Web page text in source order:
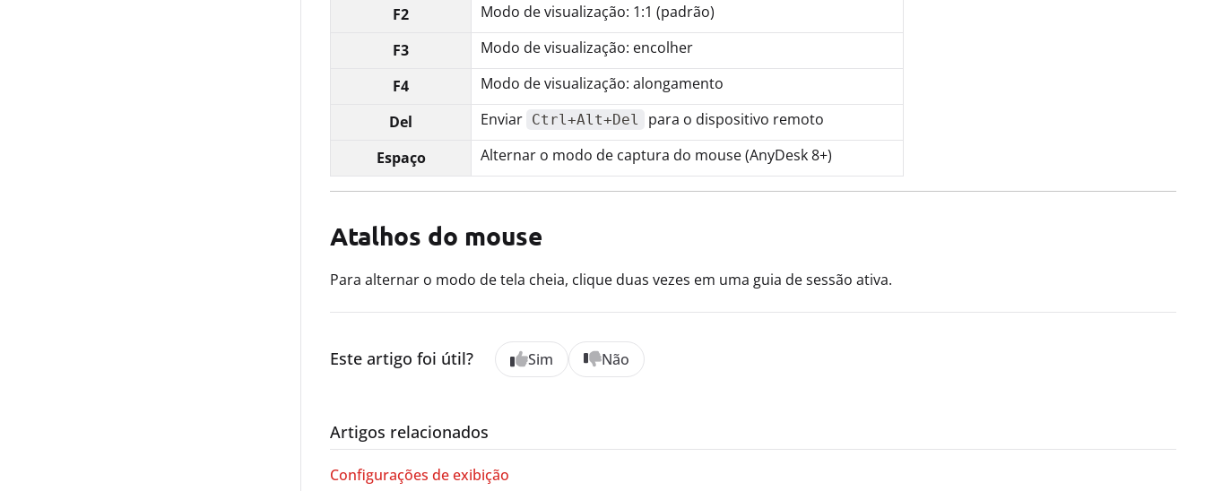
F2
Modo de visualização: 1:1 (padrão)
F3
Modo de visualização: encolher
F4
Modo de visualização: alongamento
Del
Enviar Ctrl+Alt+Del
para o dispositivo remoto
Espaço
Alternar o modo de captura do mouse (AnyDesk 8+)
Atalhos do mouse
Para alternar o modo de tela cheia, clique duas vezes em uma guia de sessão ativa.
Este artigo foi útil? Sim Não
Artigos relacionados
Configurações de exibição